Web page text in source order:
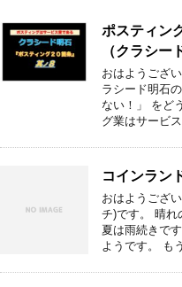
ポスティ
（クラシー
おはようござ
ラシード明石
ない！」 をど
グ業はサービ
コインラン
おはようござ
チ)です。 晴れ
夏は雨続きで
ようです。 も